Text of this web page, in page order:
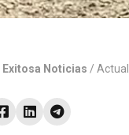
Exitosa Noticias /